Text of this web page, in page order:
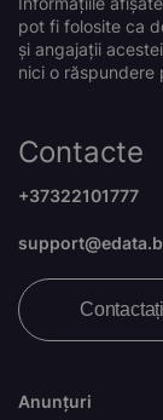
pot fi folosite ca
și angajații
nici o răspundere
Anunțuri
Contacte
+37322101777